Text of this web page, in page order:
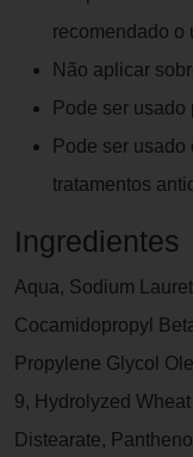
recomendado o
Não aplicar
Pode ser usado
Pode ser usado
tratamentos
Ingredientes
Aqua, Sodium
Cocamidopropyl
Propylene Glycol
9, Hydrolyzed
Distearate,